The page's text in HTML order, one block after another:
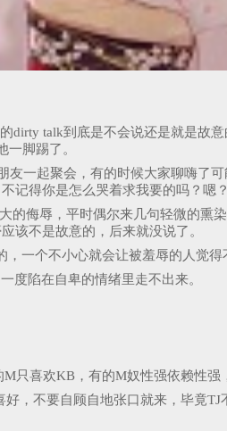
talk到底是不会说还是就是故
脚踢了。
一起聚会，有的时候大家聊嗨了
得你是怎么哭着求我要的吗？嗯
侮辱，平时偶尔来几句轻微的熏
该不是故意的，后来就没说了。
一个不小心就会让被羞辱的人觉得
度陷在自卑的情绪里走不出来。
只喜欢KB，有的M奴性强依赖性强
，不要自顾自地张口就来，毕竟